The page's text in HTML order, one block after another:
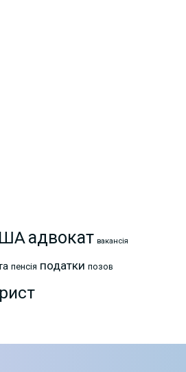
адвокат вакансія
пенсія податки позов